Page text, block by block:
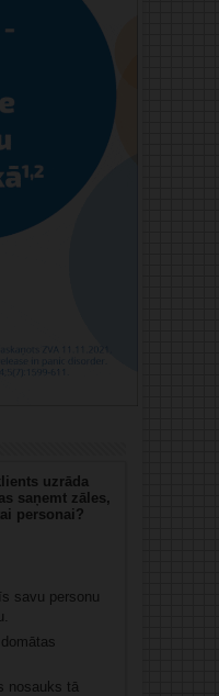
uzrāda
saņemt zāles,
personai?
savu personu
nosauks tā